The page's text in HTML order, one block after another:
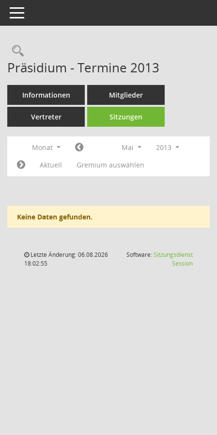
Toggle navigation
Rechercheauswahl
Präsidium - Termine 2013
Informationen Mitglieder
Vertreter Sitzungen
Monat Mai
2013
Aktuell
Gremium auswählen
Keine Daten gefunden.
Letzte Änderung: 06.08.2026
18:02:55
Software:Sitzungsdienst
Session(Wird in